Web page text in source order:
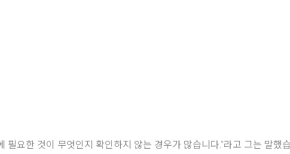
필요한 것이 무엇인지 확인하지 않는 경우가 많습니다.”라고 그는 말했